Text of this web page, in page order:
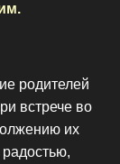
родителей
встрече во
их